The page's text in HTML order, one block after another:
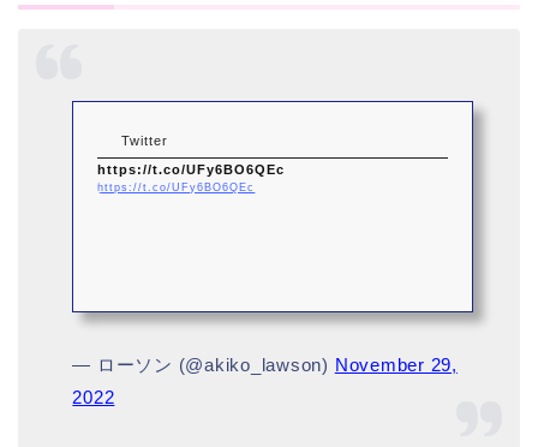
Twitter
https://t.co/UFy6BO6QEc
https://t.co/UFy6BO6QEc
— ローソン (@akiko_lawson) November 29,
2022